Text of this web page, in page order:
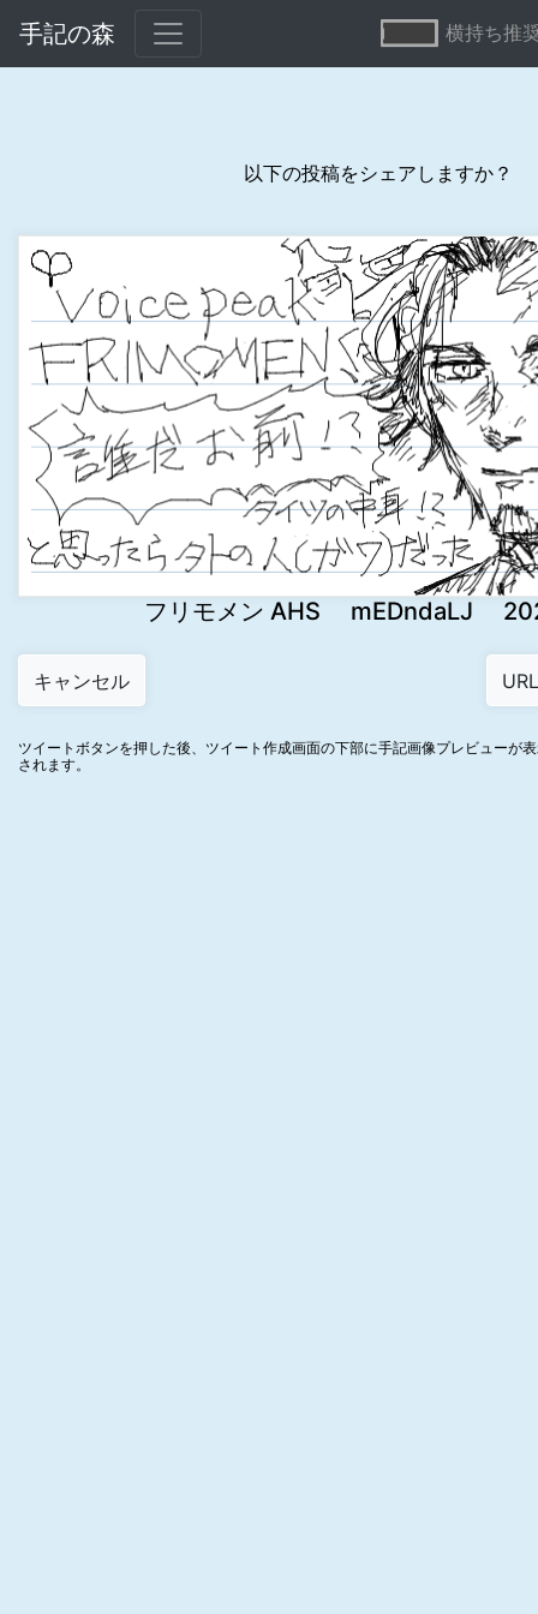
手記の森 横持ち推
以下の投稿をシェアしますか？
フリモメン AHS mEDndaLJ
ツイートボタンを押した後、ツイート作成画面の下部に手記画像プレビューが
されます。